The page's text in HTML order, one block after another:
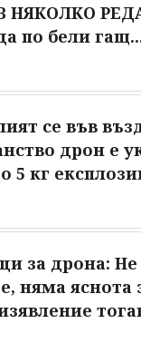
НЯКОЛКО
по бели
се във
дрон е
5 кг
за дрона: Не
няма